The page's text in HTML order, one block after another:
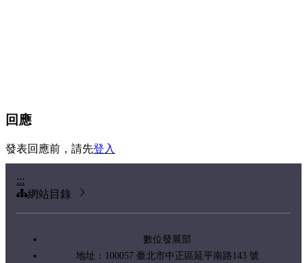
回應
發表回應前，請先登入
:::
網站目錄
數位發展部
地址：100057 臺北市中正區延平南路143 號